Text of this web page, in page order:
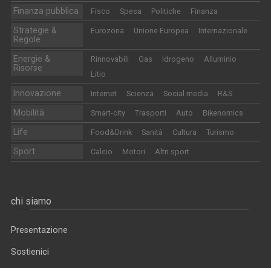
Finanza pubblica Fisco Spesa Politiche Finanza
Strategie &
Regole
Eurozona Unione Europea Internazionale
Energie &
Risorse
Rinnovabili Gas Idrogeno
Alluminio
Litio
Innovazione Internet Scienza Social media R&S
Mobilità Smart-city Trasporti Auto Bikenomics
Life Food&Drink Sanità Cultura Turismo
Sport Calcio Motori Altri sport
chi siamo
Presentazione
Sostienici